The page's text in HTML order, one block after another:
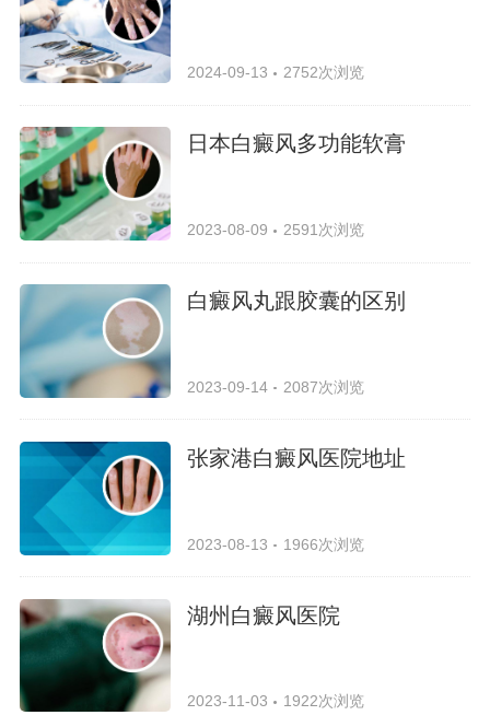
2024-09-13 2752次浏览
日本白癜风多功能软膏
2023-08-09 2591次浏览
白癜风丸跟胶囊的区别
2023-09-14 2087次浏览
张家港白癜风医院地址
2023-08-13 1966次浏览
湖州白癜风医院
2023-11-03 1922次浏览